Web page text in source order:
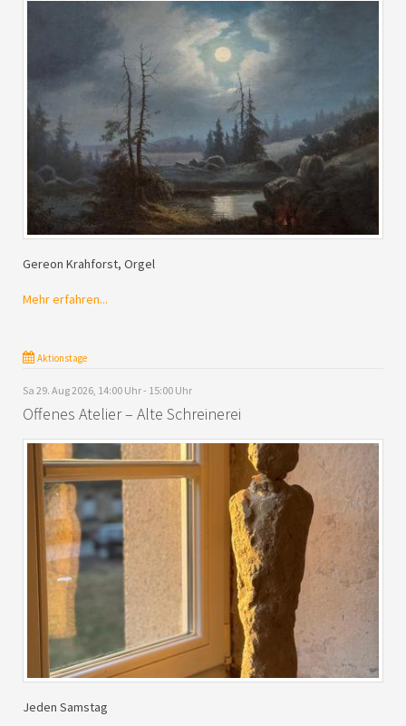
Gereon Krahforst, Orgel
Mehr erfahren...
Aktionstage
Sa 29. Aug 2026, 14:00 Uhr - 15:00 Uhr
Offenes Atelier – Alte Schreinerei
Jeden Samstag